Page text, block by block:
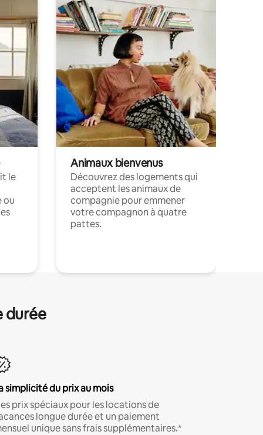
le
ou
Animaux bienvenus
Découvrez des logements qui
acceptent les animaux de
compagnie pour emmener
votre compagnon à quatre
pattes.
durée
simplicité du prix au mois
prix spéciaux pour les locations de
longue durée et un paiement
unique sans frais supplémentaires.*